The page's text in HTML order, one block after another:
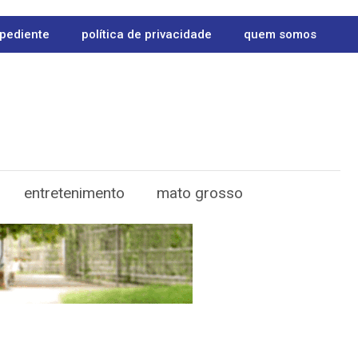
política de privacidade quem somos
entretenimento mato grosso